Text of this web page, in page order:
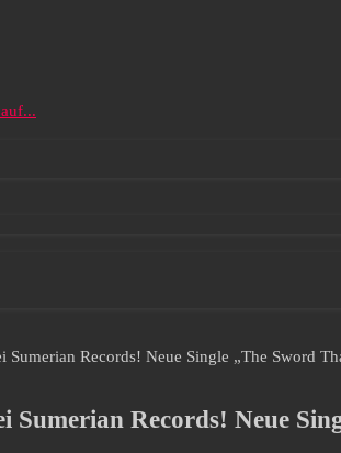
Records! Neue Single „The Sword
Records! Neue